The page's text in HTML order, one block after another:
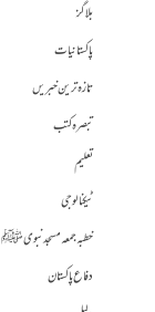
بلاگز
پاکستانیات
تازہ ترین خبریں
تبصرہ کتب
تعلیم
ٹیکنالوجی
خطبہ جمعہ مسجد نبوی ﷺ
دفاع پاکستان